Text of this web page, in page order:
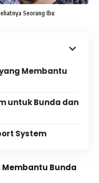
Seorang Ibu
Membantu
untuk Bunda dan
System
Bunda